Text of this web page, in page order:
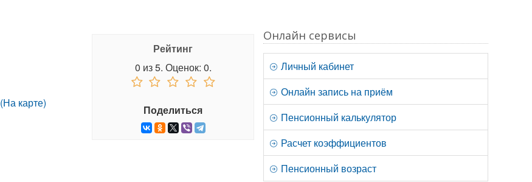
(На карте)
Рейтинг
0 из5. Оценок: 0.
Поделиться
Онлайн сервисы
Личный кабинет
Онлайн запись на приём
Пенсионный калькулятор
Расчет коэффициентов
Пенсионный возраст